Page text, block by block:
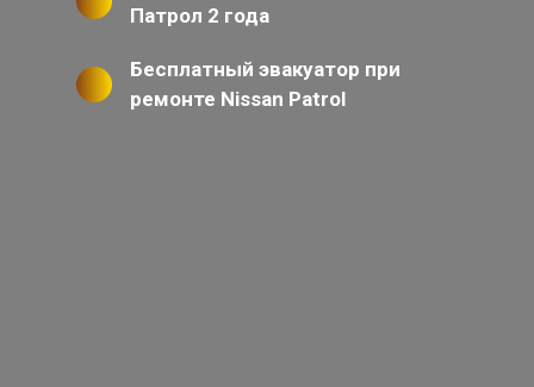
Патрол 2 года
Бесплатный эвакуатор при
ремонте Nissan Patrol